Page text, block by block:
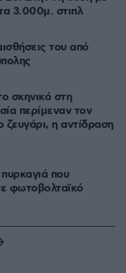
3.000μ. στιπλ
του από
σκηνικό στη
περίμεναν τον
η αντίδραση
που
φωτοβολταϊκό